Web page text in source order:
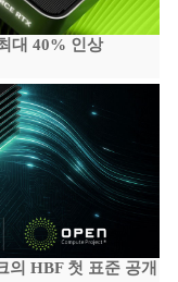
대 40% 인상
의 HBF 첫 표준 공개